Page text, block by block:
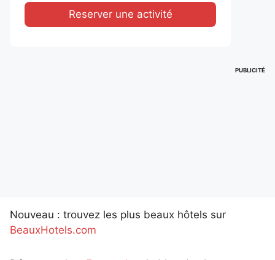
Reserver une activité
PUBLICITÉ
Nouveau : trouvez les plus beaux hôtels sur
BeauxHotels.com